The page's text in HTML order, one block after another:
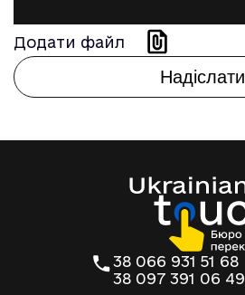
Додати файл
38 066 931 51 68
38 097 391 06 49